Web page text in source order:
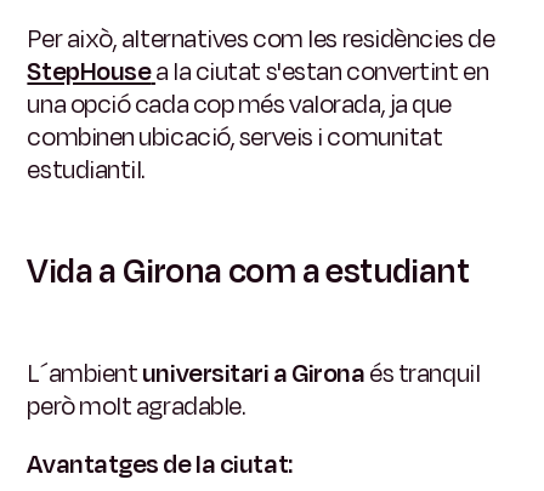
Per això, alternatives com les residències de
StepHousea la ciutat s'estan convertint en
una opció cada cop més valorada, ja que
combinen ubicació, serveis i comunitat
estudiantil.
Vida a Girona com a estudiant
L´ambientuniversitari a Gironaés tranquil
però molt agradable.
Avantatges de la ciutat: